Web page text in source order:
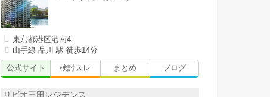
東京都港区港南4
山手線 品川 駅 徒歩14分
公式サイト
検討スレ まとめ ブログ
リビオ三田レジデンス